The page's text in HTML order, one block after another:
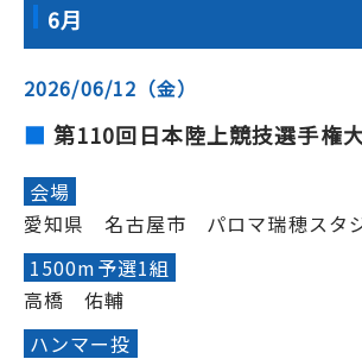
6月
2026/06/12（金）
第110回日本陸上競技選手権
会場
愛知県 名古屋市 パロマ瑞穂スタ
1500m予選1組
高橋 佑輔
ハンマー投